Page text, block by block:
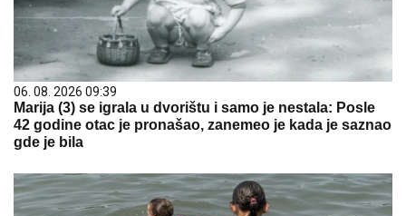
06. 08. 2026 09:39
Marija (3) se igrala u dvorištu i samo je nestala: Posle
42 godine otac je pronašao, zanemeo je kada je saznao
gde je bila